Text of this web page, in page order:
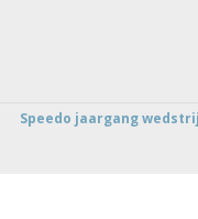
Speedo jaargang